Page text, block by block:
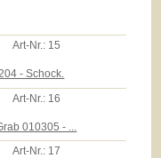
Art-Nr.: 15
- Schock.
Art-Nr.: 16
010305 - ...
Art-Nr.: 17